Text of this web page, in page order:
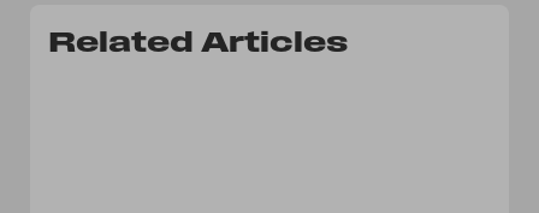
Related Articles